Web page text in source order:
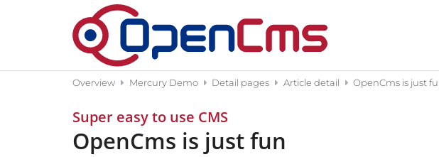
Overview Mercury Demo Detail pages Article detail OpenCms is just
Super easy to use CMS
OpenCms is just fun